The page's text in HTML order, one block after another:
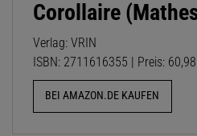
Corollaire
Verlag: VRIN
ISBN: 2711616355 | Preis:
BEI AMAZON.DE KAUFEN